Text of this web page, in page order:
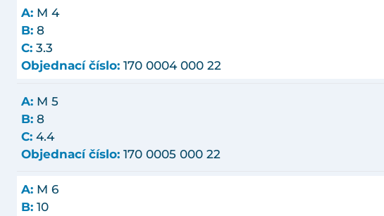
A: M 4
B: 8
C: 3.3
Objednací číslo: 170 0004 000 22
A: M 5
B: 8
C: 4.4
Objednací číslo: 170 0005 000 22
A: M 6
B: 10